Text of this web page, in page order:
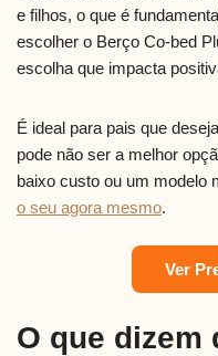
e filhos, o que é
escolher o Berço Co-bed
escolha que impacta
É ideal para pais que
pode não ser a melhor
baixo custo ou um modelo
o seu agora mesmo.
Ver
O que dizem